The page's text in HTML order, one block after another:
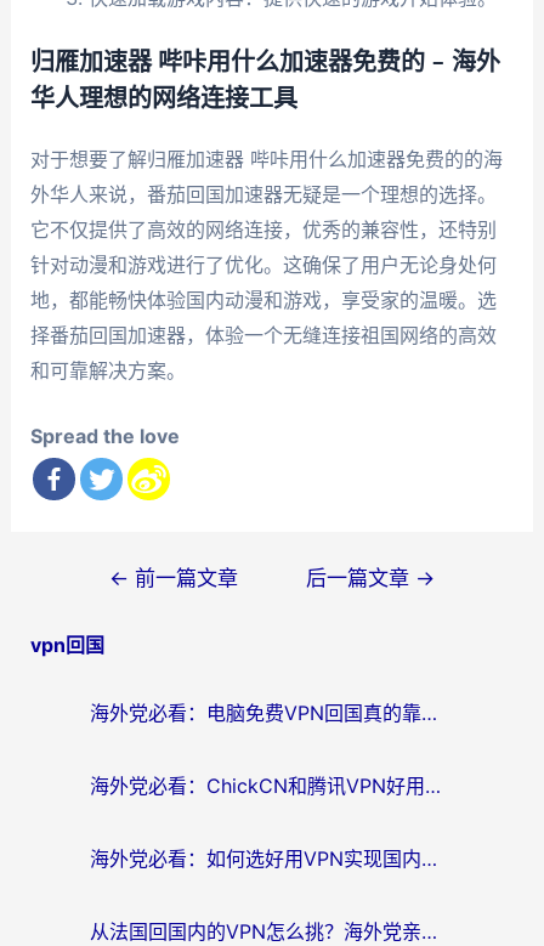
归雁加速器 哔咔用什么加速器免费的 – 海外
华人理想的网络连接工具
对于想要了解归雁加速器 哔咔用什么加速器免费的的海
外华人来说，番茄回国加速器无疑是一个理想的选择。
它不仅提供了高效的网络连接，优秀的兼容性，还特别
针对动漫和游戏进行了优化。这确保了用户无论身处何
地，都能畅快体验国内动漫和游戏，享受家的温暖。选
择番茄回国加速器，体验一个无缝连接祖国网络的高效
和可靠解决方案。
Spread the love
导
← 前一篇文章 后一篇文章 →
vpn回国
海外党必看：电脑免费VPN回国真的靠谱吗？附实测对比与最优方案指南
海外党必看：ChickCN和腾讯VPN好用吗？3招选对回国加速器，告别地区限制
海外党必看：如何选好用VPN实现国内资源无缝访问？从越南到全球都适用
从法国回国内的VPN怎么挑？海外党亲测：稳定、多端、安全才是关键